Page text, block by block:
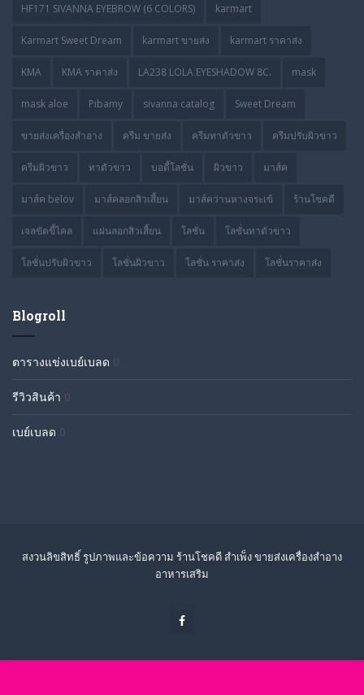
HF171 SIVANNA EYEBROW (6 COLORS) karmart
Karmart Sweet Dream karmart ขายส่ง karmart ราคาส่ง
KMA KMA ราคาส่ง LA238 LOLA EYESHADOW 8C. mask
mask aloe Pibamy sivanna catalog Sweet Dream
ขายส่งเครื่องสำอาง ครีม ขายส่ง ครีมทาตัวขาว ครีมปรับผิวขาว
ครีมผิวขาว ทาตัวขาว บอดี้โลชั่น ผิวขาว มาส์ค
มาส์ค belov มาส์คลอกสิวเสี้ยน มาส์คว่านหางจระเข้ ร้านโชคดี
เจลขัดขี้ไคล แผ่นลอกสิวเสี้ยน โลชั่น โลชั่นทาตัวขาว
โลชั่นปรับผิวขาว โลชั่นผิวขาว โลชั่น ราคาส่ง โลชั่นราคาส่ง
Blogroll
ตารางแข่งเบย์เบลด 0
รีวิวสินค้า 0
เบย์เบลด 0
สงวนลิขสิทธิ์ รูปภาพและข้อความ ร้านโชคดี สำเพ็ง ขายส่งเครื่องสำอาง
อาหารเสริม